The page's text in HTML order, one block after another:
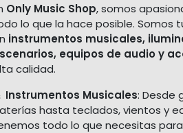
Only Music Shop, somos
lo que la hace posible. Somos
instrumentos musicales,
equipos de audio y
calidad.
Instrumentos Musicales: Desde
hasta teclados, vientos y
todo lo que necesitas